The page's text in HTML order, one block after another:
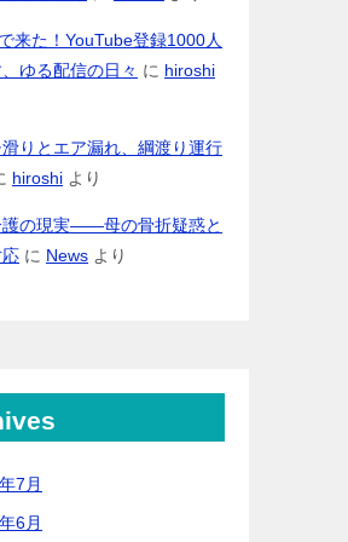
来た！YouTube登録1000人
ゆる配信の日々 に hiroshi
りとエア漏れ、綱渡り運行
hiroshi より
護の現実――母の骨折疑惑と
に News より
7月
6月